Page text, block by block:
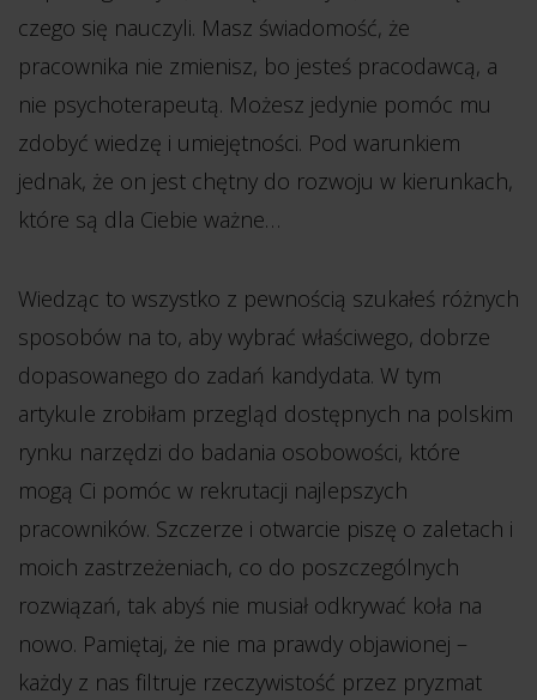
czego się nauczyli. Masz świadomość, że
pracownika nie zmienisz, bo jesteś pracodawcą, a
nie psychoterapeutą. Możesz jedynie pomóc mu
zdobyć wiedzę i umiejętności. Pod warunkiem
jednak, że on jest chętny do rozwoju w kierunkach,
które są dla Ciebie ważne…
Wiedząc to wszystko z pewnością szukałeś różnych
sposobów na to, aby wybrać właściwego, dobrze
dopasowanego do zadań kandydata. W tym
artykule zrobiłam przegląd dostępnych na polskim
rynku narzędzi do badania osobowości, które
mogą Ci pomóc w rekrutacji najlepszych
pracowników. Szczerze i otwarcie piszę o zaletach i
moich zastrzeżeniach, co do poszczególnych
rozwiązań, tak abyś nie musiał odkrywać koła na
nowo. Pamiętaj, że nie ma prawdy objawionej –
każdy z nas filtruje rzeczywistość przez pryzmat